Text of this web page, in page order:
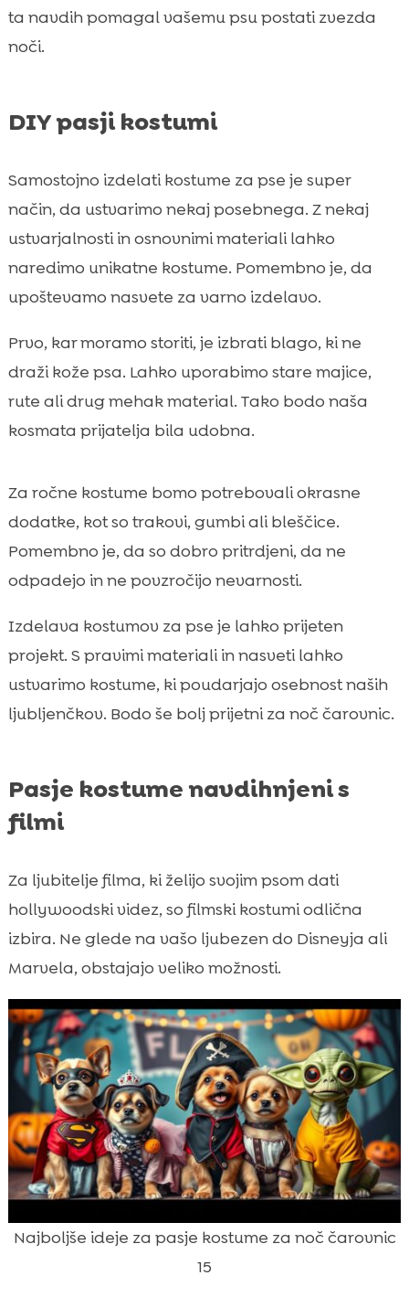
ta navdih pomagal vašemu psu postati zvezda
noči.
DIY pasji kostumi
Samostojno izdelati kostume za pse je super
način, da ustvarimo nekaj posebnega. Z nekaj
ustvarjalnosti in osnovnimi materiali lahko
naredimo unikatne kostume. Pomembno je, da
upoštevamo nasvete za varno izdelavo.
Prvo, kar moramo storiti, je izbrati blago, ki ne
draži kože psa. Lahko uporabimo stare majice,
rute ali drug mehak material. Tako bodo naša
kosmata prijatelja bila udobna.
Za ročne kostume bomo potrebovali okrasne
dodatke, kot so trakovi, gumbi ali bleščice.
Pomembno je, da so dobro pritrdjeni, da ne
odpadejo in ne povzročijo nevarnosti.
Izdelava kostumov za pse je lahko prijeten
projekt. S pravimi materiali in nasveti lahko
ustvarimo kostume, ki poudarjajo osebnost naših
ljubljenčkov. Bodo še bolj prijetni za noč čarovnic.
Pasje kostume navdihnjeni s
filmi
Za ljubitelje filma, ki želijo svojim psom dati
hollywoodski videz, so filmski kostumi odlična
izbira. Ne glede na vašo ljubezen do Disneyja ali
Marvela, obstajajo veliko možnosti.
Najboljše ideje za pasje kostume za noč čarovnic
15